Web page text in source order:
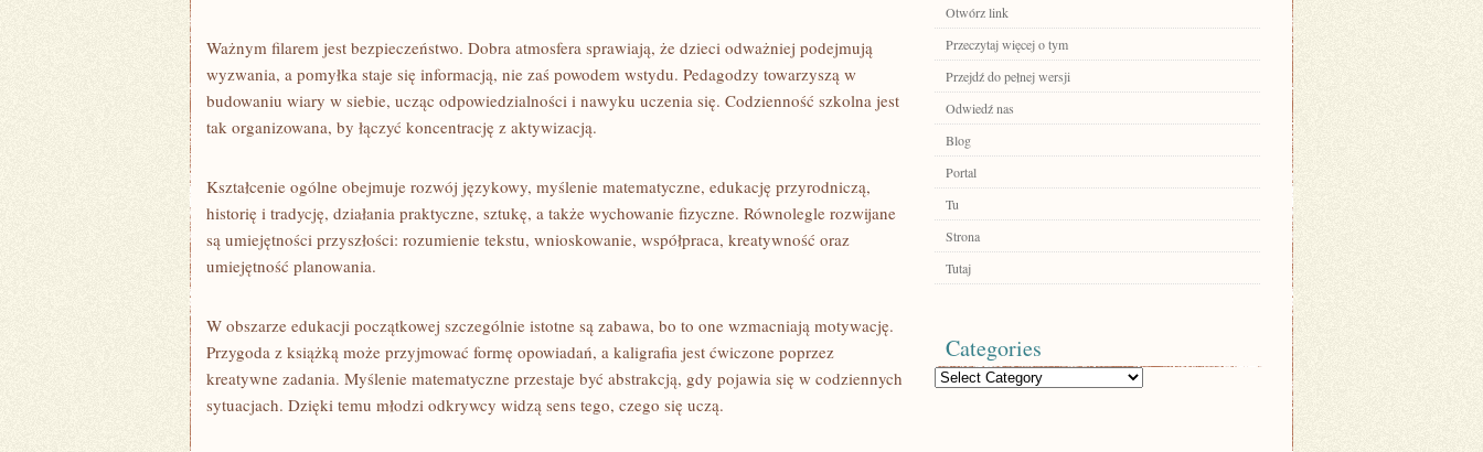
Ważnym filarem jest bezpieczeństwo. Dobra atmosfera sprawiają, że dzieci odważniej podejmują
wyzwania, a pomyłka staje się informacją, nie zaś powodem wstydu. Pedagodzy towarzyszą w
budowaniu wiary w siebie, ucząc odpowiedzialności i nawyku uczenia się. Codzienność szkolna jest
tak organizowana, by łączyć koncentrację z aktywizacją.
Kształcenie ogólne obejmuje rozwój językowy, myślenie matematyczne, edukację przyrodniczą,
historię i tradycję, działania praktyczne, sztukę, a także wychowanie fizyczne. Równolegle rozwijane
są umiejętności przyszłości: rozumienie tekstu, wnioskowanie, współpraca, kreatywność oraz
umiejętność planowania.
W obszarze edukacji początkowej szczególnie istotne są zabawa, bo to one wzmacniają motywację.
Przygoda z książką może przyjmować formę opowiadań, a kaligrafia jest ćwiczone poprzez
kreatywne zadania. Myślenie matematyczne przestaje być abstrakcją, gdy pojawia się w codziennych
sytuacjach. Dzięki temu młodzi odkrywcy widzą sens tego, czego się uczą.
Otwórz link
Przeczytaj więcej o tym
Przejdź do pełnej wersji
Odwiedź nas
Blog
Portal
Tu
Strona
Tutaj
Categories
Categories